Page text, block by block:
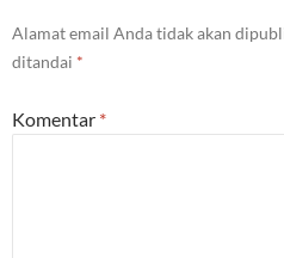
Alamat email Anda tidak akan
ditandai *
Komentar *